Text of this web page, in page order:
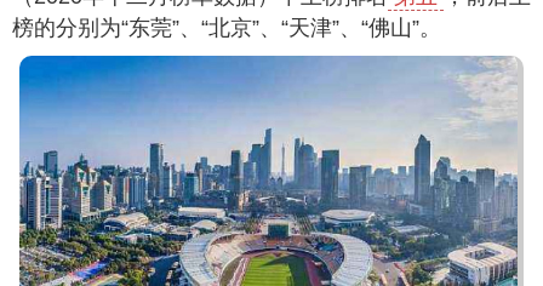
榜的分别为“东莞”、“北京”、“天津”、“佛山”。